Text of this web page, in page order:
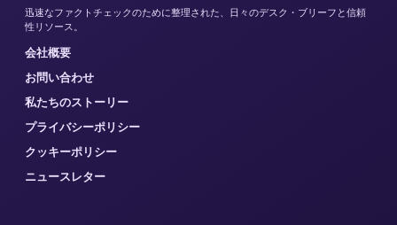
迅速なファクトチェックのために整理された、日々のデスク・ブリーフと信頼
性リソース。
会社概要
お問い合わせ
私たちのストーリー
プライバシーポリシー
クッキーポリシー
ニュースレター